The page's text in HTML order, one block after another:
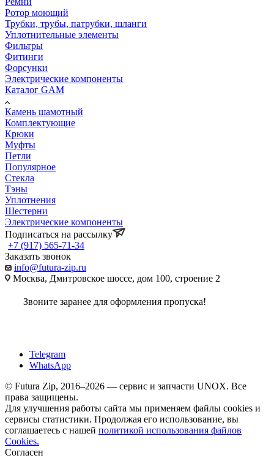
Ротор моющий
Трубки, трубы, патрубки, шланги
Уплотнительные элементы
Фильтры
Фитинги
Форсунки
Электрические компоненты
Каталог GAM
Камень шамотный
Комплектующие
Крюки
Муфты
Петли
Популярное
Стекла
Тэны
Уплотнения
Шестерни
Электрические компоненты
Подписаться на рассылку
+7 (917) 565-71-34
Заказать звонок
info@futura-zip.ru
Москва, Дмитровское шоссе, дом 100, строение 2
Звоните заранее для оформления пропуска!
Telegram
WhatsApp
© Futura Zip, 2016–2026 — сервис и запчасти UNOX. Все
права защищены.
Для улучшения работы сайта мы применяем файлы cookies и
сервисы статистики. Продолжая его использование, вы
соглашаетесь с нашей политикой использования файлов
Cookies.
Согласен